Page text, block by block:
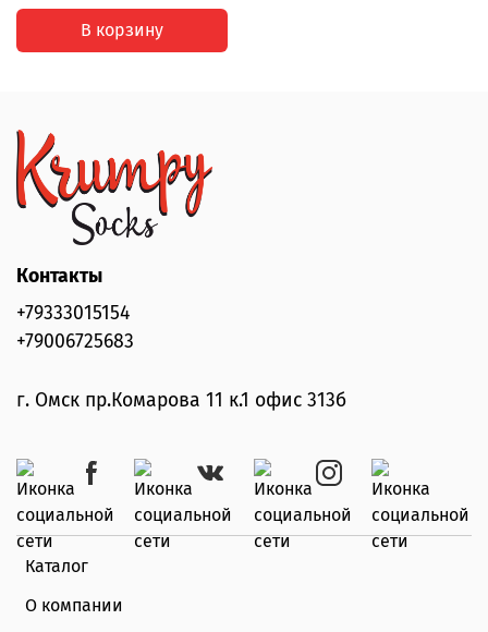
В корзину
Каталог
О компании
Контакты
+79333015154
+79006725683
г. Омск пр.Комарова 11 к.1 офис 313б